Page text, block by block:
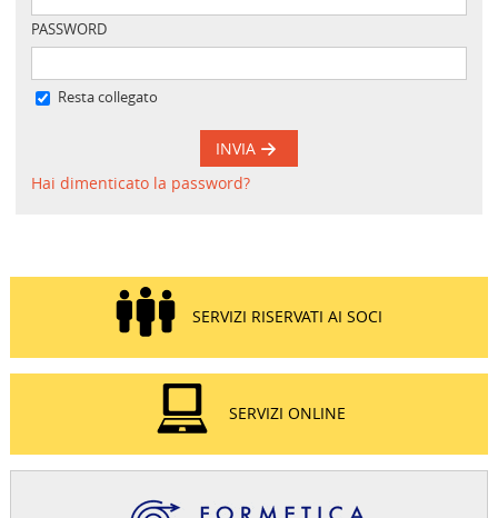
PASSWORD
Resta collegato
INVIA
Hai dimenticato la password?
SERVIZI RISERVATI AI SOCI
SERVIZI ONLINE